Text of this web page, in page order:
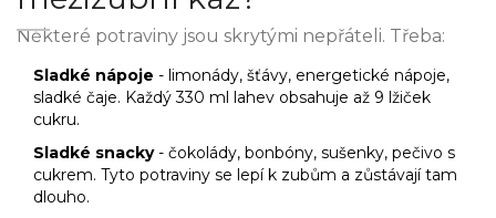
Některé potraviny jsou skrytými nepřáteli. Třeba:
Sladké nápoje - limonády, šťávy, energetické nápoje,
sladké čaje. Každý 330 ml lahev obsahuje až 9 lžiček
cukru.
Sladké snacky- čokolády, bonbóny, sušenky, pečivo s
cukrem. Tyto potraviny se lepí k zubům a zůstávají tam
dlouho.